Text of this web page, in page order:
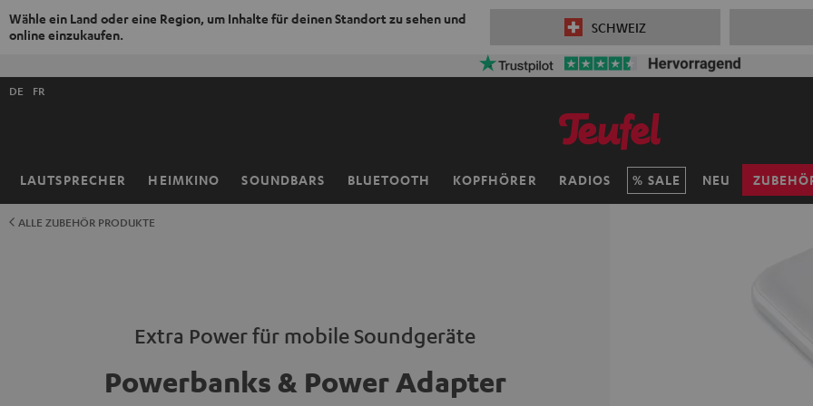
Wähle ein Land oder eine Region, um Inhalte für deinen Standort zu sehen und
online einzukaufen.
SCHWEIZ
LAUTSPRECHER HEIMKINO SOUNDBARS BLUETOOTH KOPFHÖRER RADIOS SALE NEU
Shopsprache
DE FR
Startseite
ALLE ZUBEHÖR PRODUKTE
Extra Power für mobile Soundgeräte
Powerbanks & Power Adapter